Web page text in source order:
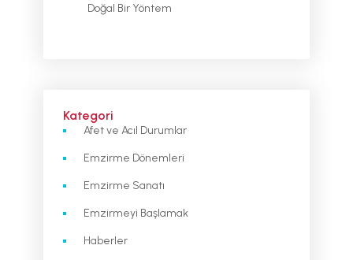
Doğal Bir Yöntem
Kategori
Afet ve Acıl Durumlar
Emzirme Dönemleri
Emzirme Sanatı
Emzirmeyi Başlamak
Haberler